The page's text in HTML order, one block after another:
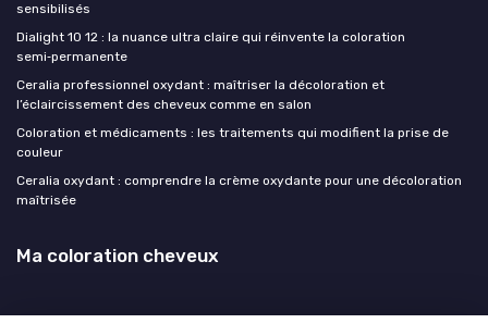
sensibilisés
Dialight 10 12 : la nuance ultra claire qui réinvente la coloration
semi‑permanente
Ceralia professionnel oxydant : maîtriser la décoloration et
l’éclaircissement des cheveux comme en salon
Coloration et médicaments : les traitements qui modifient la prise de
couleur
Ceralia oxydant : comprendre la crème oxydante pour une décoloration
maîtrisée
Ma coloration cheveux